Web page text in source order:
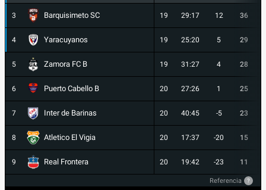
3 Barquisimeto SC 19 29:17 12 36
4 Yaracuyanos 19 25:20 5 29
5 Zamora FC B 19 31:27 4 28
6 Puerto Cabello B 20 27:26 1 25
7 Inter de Barinas 20 40:45 -5 23
8 Atletico El Vigia 20 17:37 -20 15
9 Real Frontera 20 19:42 -23 11
Referencia ?